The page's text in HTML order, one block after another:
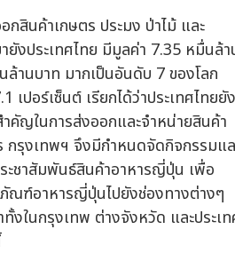
สินค้าเกษตร ประมง ป่าไม้ และ
ยังประเทศไทย มีมูลค่า 7.35 หมื่นล้
านบาท มากเป็นอันดับ 7 ของโลก
เปอร์เซ็นต์ เรียกได้ว่าประเทศไทยยัง
คัญในการส่งออกและจำหน่ายสินค้า
กรุงเทพฯ จึงมีกำหนดจัดกิจกรรมแ
ะชาสัมพันธ์สินค้าอาหารญี่ปุ่น เพื่อ
ณฑ์อาหารญี่ปุ่นไปยังช่องทางต่างๆ
ทั้งในกรุงเทพ ต่างจังหวัด และประเ